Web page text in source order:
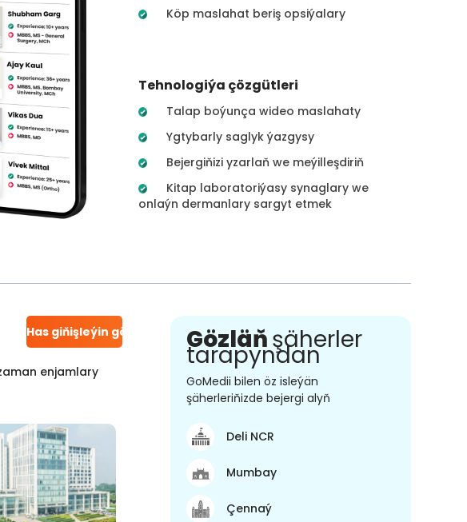
Köp maslahat beriş opsiýalary
Tehnologiýa çözgütleri
Talap boýunça wideo maslahaty
Ygtybarly saglyk ýazgysy
Bejergiňizi yzarlaň we meýilleşdiriň
Kitap laboratoriýasy synaglary we
onlaýn dermanlary sargyt etmek
Has giňişleýin gör
enjamlary
Gözläňşäherler
tarapyndan
GoMedii bilen öz isleýän
şäherleriňizde bejergi alyň
Deli NCR
Mumbay
Çennaý